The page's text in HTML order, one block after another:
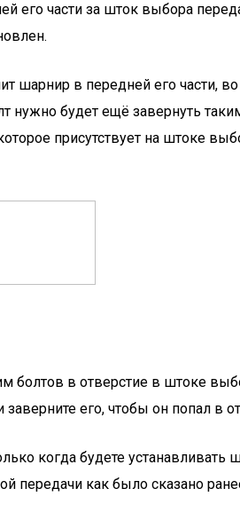
части за шток выбора
болтов в отверстие в штоке
его, чтобы он попал в
когда будете устанавливать
передачи как было сказано